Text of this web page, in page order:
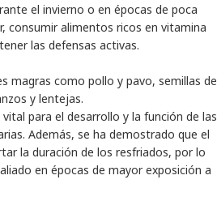
el invierno o en épocas de poca
consumir alimentos ricos en vitamina
las defensas activas.
magras como pollo y pavo, semillas de
y lentejas.
para el desarrollo y la función de las
Además, se ha demostrado que el
la duración de los resfriados, por lo
en épocas de mayor exposición a